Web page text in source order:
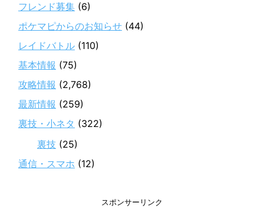
フレンド募集 (6)
ポケマピからのお知らせ (44)
レイドバトル (110)
基本情報 (75)
攻略情報 (2,768)
最新情報 (259)
裏技・小ネタ (322)
裏技 (25)
通信・スマホ (12)
スポンサーリンク